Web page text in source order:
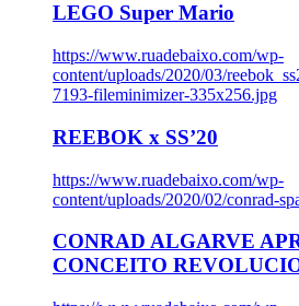
LEGO Super Mario
https://www.ruadebaixo.com/wp-
content/uploads/2020/03/
7193-fileminimizer-335x256.jpg
REEBOK x SS’20
https://www.ruadebaixo.com/wp-
content/uploads/2020/02/conrad-
CONRAD ALGARVE
CONCEITO